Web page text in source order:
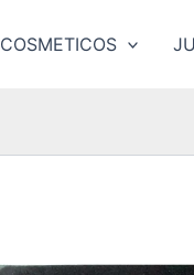
COSMETICOS